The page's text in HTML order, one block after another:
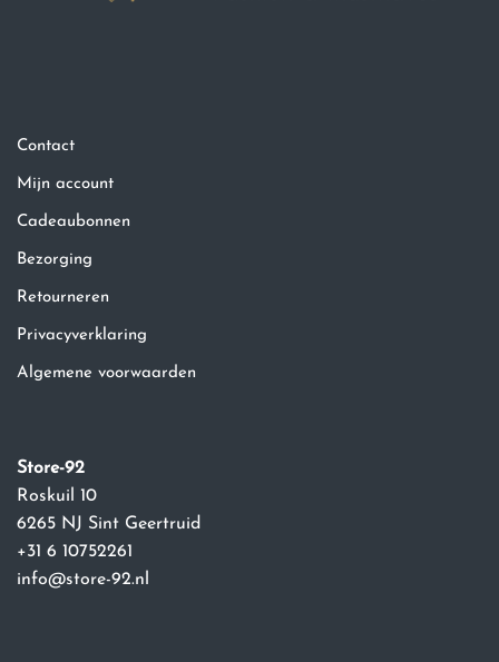
Contact
Mijn account
Cadeaubonnen
Bezorging
Retourneren
Privacyverklaring
Algemene voorwaarden
Store-92
Roskuil 10
6265 NJ Sint Geertruid
+31 6 10752261
info@store-92.nl